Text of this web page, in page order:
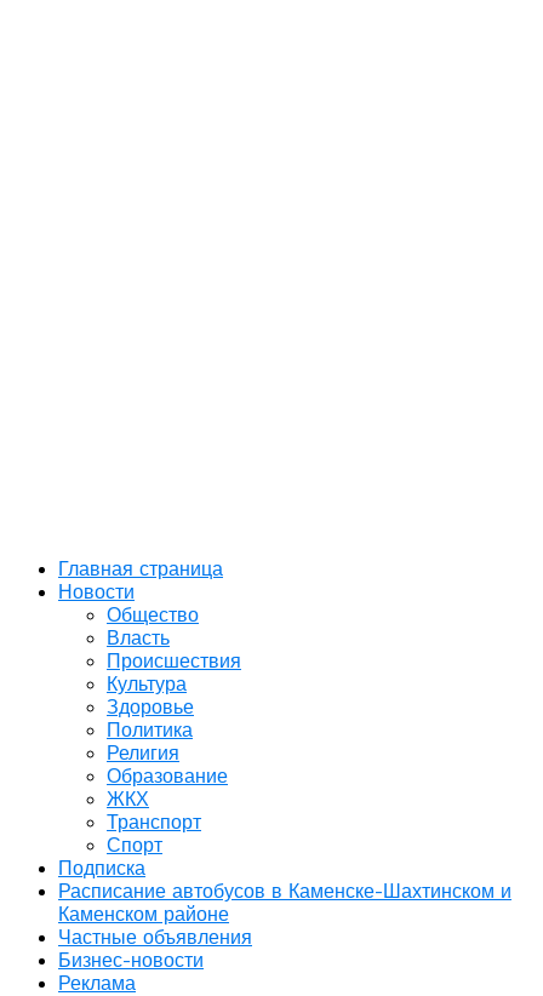
Главная страница
Новости
Общество
Власть
Происшествия
Культура
Здоровье
Политика
Религия
Образование
ЖКХ
Транспорт
Спорт
Подписка
Расписание автобусов в Каменске-Шахтинском и
Каменском районе
Частные объявления
Бизнес-новости
Реклама